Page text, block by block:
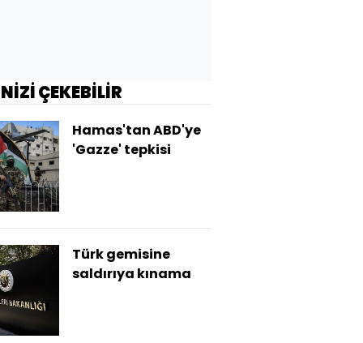
ÇEKEBİLİR
Hamas'tan ABD'ye
'Gazze' tepkisi
Türk gemisine
saldırıya kınama